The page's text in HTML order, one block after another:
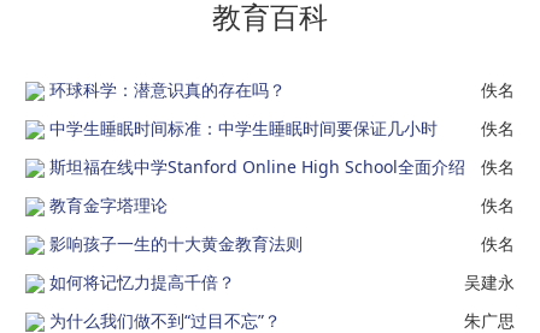
教育百科
环球科学：潜意识真的存在吗？
佚名
中学生睡眠时间标准：中学生睡眠时间要保证几小时
佚名
斯坦福在线中学Stanford Online High School全面介绍
佚名
教育金字塔理论
佚名
影响孩子一生的十大黄金教育法则
佚名
如何将记忆力提高千倍？
吴建永
为什么我们做不到“过目不忘”？
朱广思